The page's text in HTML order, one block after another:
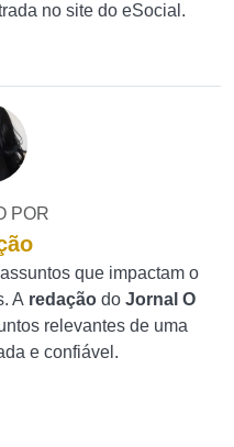
no site do eSocial.
POR
que impactam o
A redação do Jornal O
relevantes de uma
e confiável.